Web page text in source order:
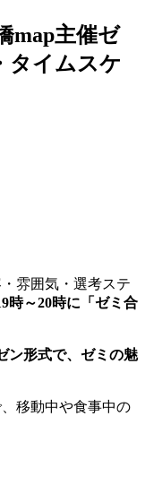
map主催ゼ
タイムスケ
雰囲気・選考ステ
時～20時に「ゼミ合
ン形式で、ゼミの魅
移動中や食事中の